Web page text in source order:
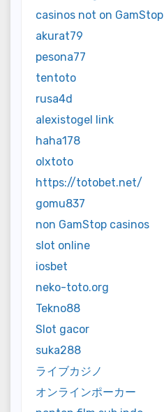
casinos not on GamStop
akurat79
pesona77
tentoto
rusa4d
alexistogel link
haha178
olxtoto
https://totobet.net/
gomu837
non GamStop casinos
slot online
iosbet
neko-toto.org
Tekno88
Slot gacor
suka288
ライブカジノ
オンラインポーカー